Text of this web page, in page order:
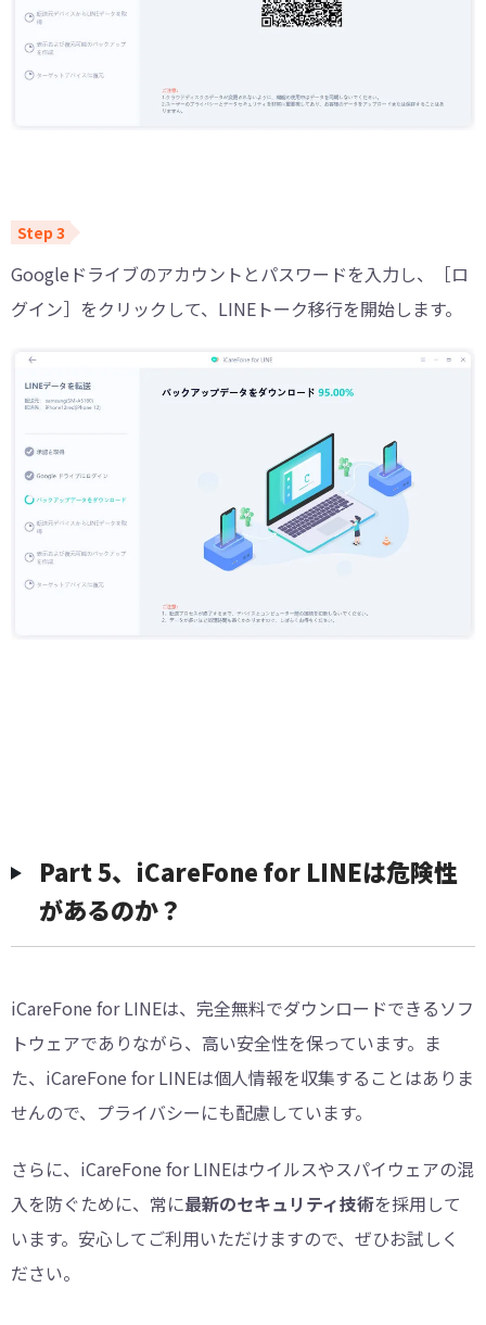
Googleドライブのアカウントとパスワードを入力し、［ロ
グイン］をクリックして、LINEトーク移行を開始します。
Part 5、iCareFone for LINEは危険性
があるのか？
iCareFone for LINEは、完全無料でダウンロードできるソフ
トウェアでありながら、高い安全性を保っています。ま
た、iCareFone for LINEは個人情報を収集することはありま
せんので、プライバシーにも配慮しています。
さらに、iCareFone for LINEはウイルスやスパイウェアの混
入を防ぐために、常に最新のセキュリティ技術を採用して
います。安心してご利用いただけますので、ぜひお試しく
ださい。